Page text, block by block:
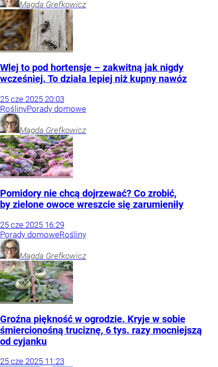
Magda Grefkowicz
Wlej to pod hortensje – zakwitną jak nigdy
wcześniej. To działa lepiej niż kupny nawóz
25 cze 2025 20:03
RoślinyPorady domowe
Magda Grefkowicz
Pomidory nie chcą dojrzewać? Co zrobić,
by zielone owoce wreszcie się zarumieniły
25 cze 2025 16:29
Porady domoweRośliny
Magda Grefkowicz
Groźna piękność w ogrodzie. Kryje w sobie
śmiercionośną truciznę, 6 tys. razy mocniejszą
od cyjanku
25 cze 2025 11:23